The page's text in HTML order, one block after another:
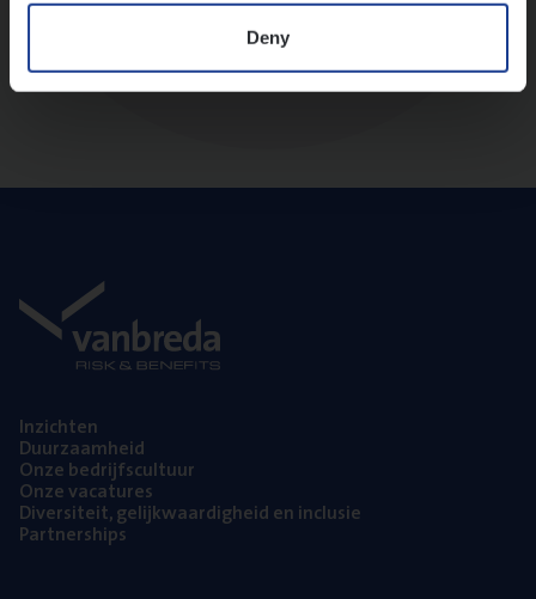
Deny
Inzich­ten
Duur­zaam­heid
Onze bedrijfs­cul­tuur
Onze vaca­tu­res
Diver­si­teit, gelijk­waar­dig­heid en inclusie
Part­ner­ships